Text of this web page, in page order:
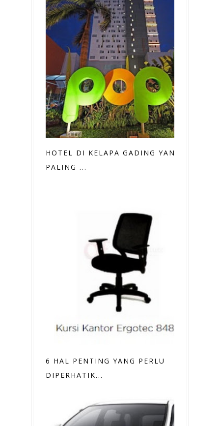
HOTEL DI KELAPA GADING YANG
PALING ...
6 HAL PENTING YANG PERLU
DIPERHATIK...